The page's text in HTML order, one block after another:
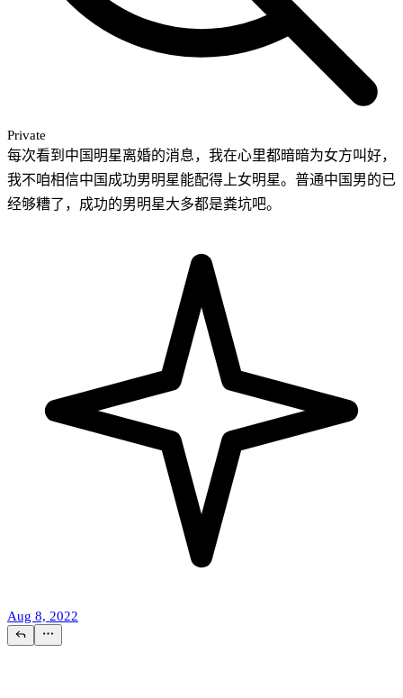
Private
每次看到中国明星离婚的消息，我在心里都暗暗为女方叫好，
我不咱相信中国成功男明星能配得上女明星。普通中国男的已
经够糟了，成功的男明星大多都是粪坑吧。
Aug 8, 2022